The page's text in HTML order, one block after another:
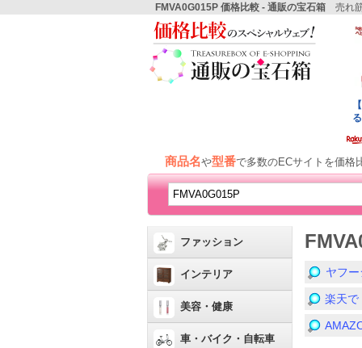
FMVA0G015P 価格比較 - 通販の宝石箱 売れ
商品名や型番で多数のECサイトを価
ファッション
インテリア
美容・健康
車・バイク・自転車
ヤフ
楽天で